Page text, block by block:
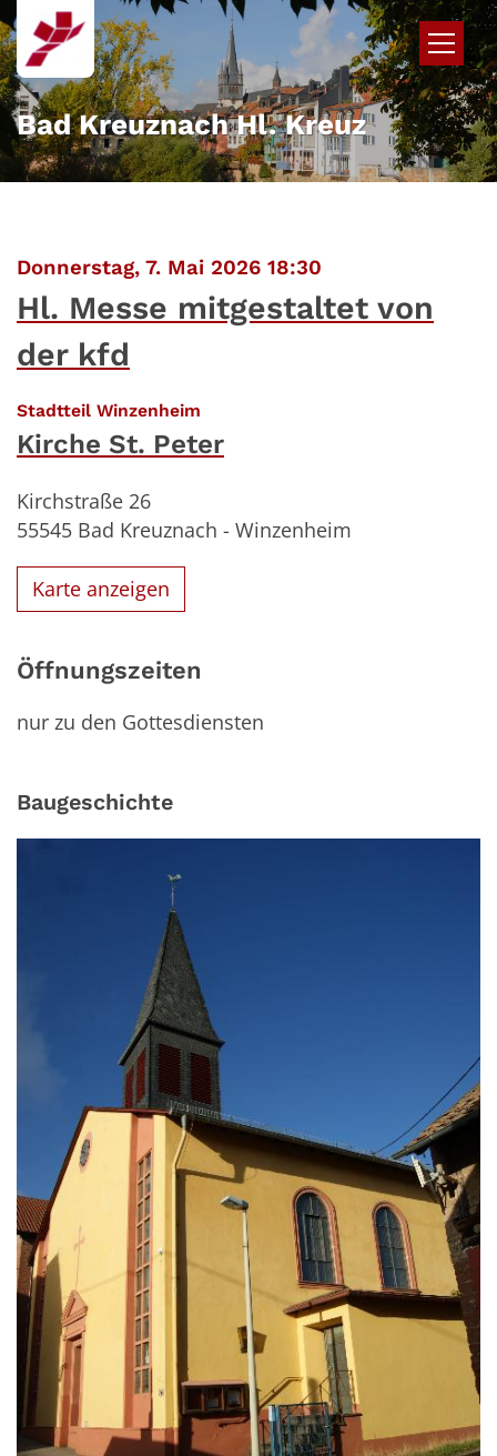
Zum Inhalt springen
Bad Kreuznach Hl. Kreuz
Donnerstag, 7. Mai 2026 18:30
Hl. Messe mitgestaltet von
der kfd
Stadtteil Winzenheim
Kirche St. Peter
Kirchstraße 26
55545 Bad Kreuznach - Winzenheim
Karte anzeigen
Öffnungszeiten
nur zu den Gottesdiensten
Baugeschichte